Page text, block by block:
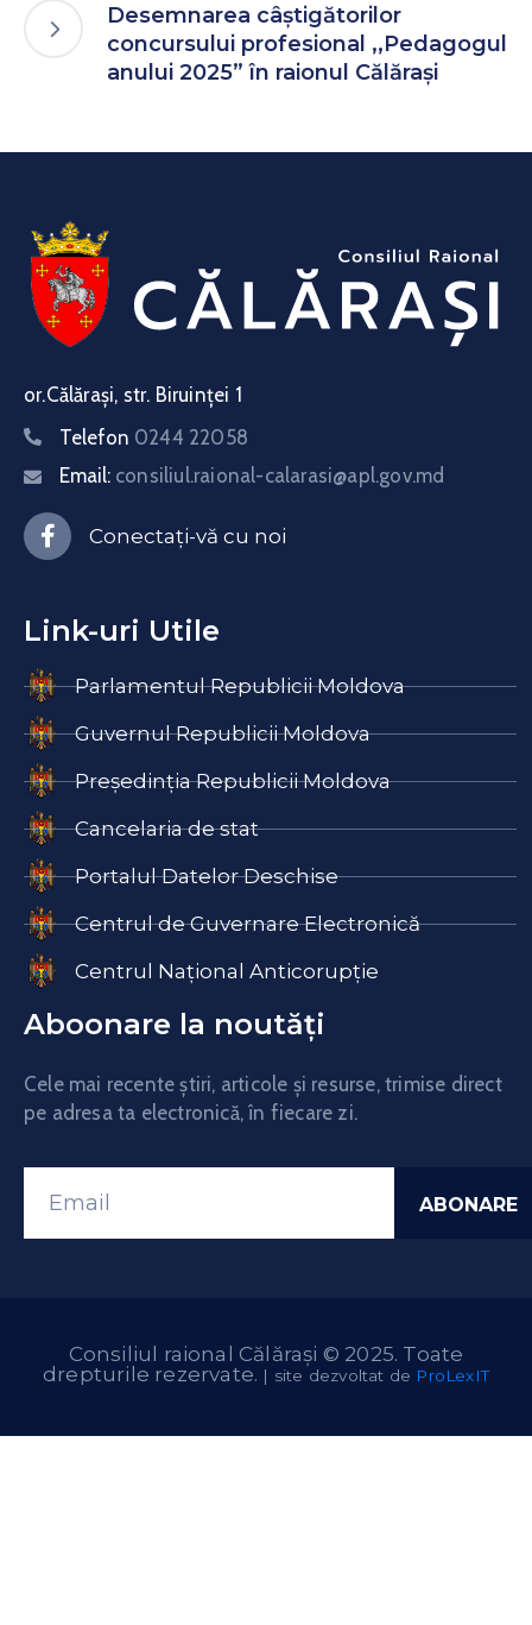
Desemnarea câștigătorilor
concursului profesional ,,Pedagogul
anului 2025” în raionul Călărași
or.Călărași, str. Biruinței 1
Telefon 0244 22058
Email: consiliul.raional-calarasi@apl.gov.md
Conectați-vă cu noi
Link-uri Utile
Parlamentul Republicii Moldova
Guvernul Republicii Moldova
Președinția Republicii Moldova
Cancelaria de stat
Portalul Datelor Deschise
Centrul de Guvernare Electronică
Centrul Național Anticorupție
Aboonare la noutăți
Cele mai recente știri, articole și resurse, trimise direct
pe adresa ta electronică, în fiecare zi.
Consiliul raional Călărași © 2025. Toate
drepturile rezervate. | site dezvoltat de ProLexIT